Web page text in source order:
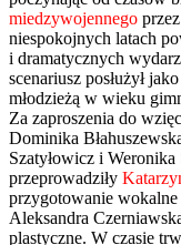
miedzywojennego
niespokojnych latach
i dramatycznych
scenariusz posłużył
młodzieżą w wieku
Za zaproszenia do
Dominika
Szatyłowicz i Weronika
przeprowadziły
przygotowanie
Aleksandra
plastyczne. W czasie